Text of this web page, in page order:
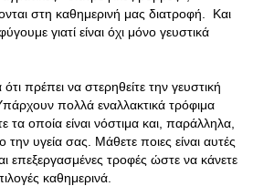
στη καθημερινή μας διατροφή. Και
γιατί είναι όχι μόνο γευστικά
πρέπει να στερηθείτε την γευστική
πολλά εναλλακτικά τρόφιμα
τα οποία είναι νόστιμα και, παράλληλα,
υγεία σας. Μάθετε ποιες είναι αυτές
επεξεργασμένες τροφές ώστε να κάνετε
καθημερινά.